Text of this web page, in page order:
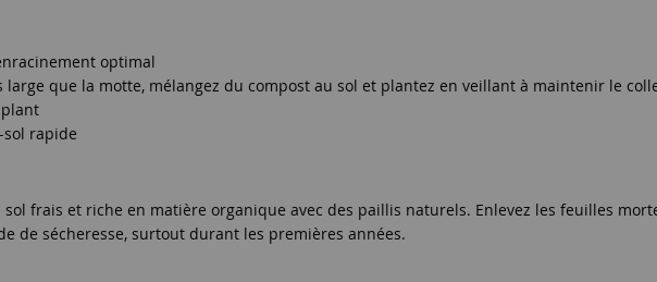
optimal
que la motte, mélangez du compost au sol et plantez en veillant à maintenir le
sol rapide
frais et riche en matière organique avec des paillis naturels. Enlevez les feuilles
de sécheresse, surtout durant les premières années.